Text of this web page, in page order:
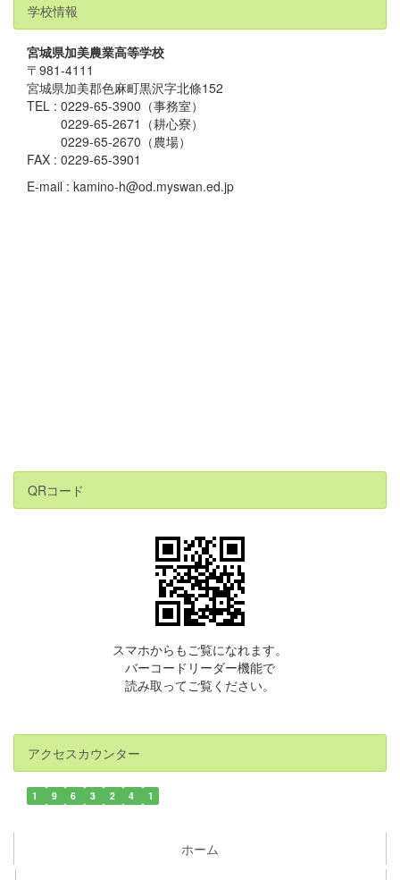
学校情報
宮城県加美農業高等学校
〒981-4111
宮城県加美郡色麻町黒沢字北條152
TEL : 0229-65-3900（事務室）
0229-65-2671（耕心寮）
0229-65-2670（農場）
FAX : 0229-65-3901
E-mail : kamino-h@od.myswan.ed.jp
QRコード
スマホからもご覧になれます。
バーコードリーダー機能で
読み取ってご覧ください。
アクセスカウンター
1 9 6 3 2 4 1
ホーム